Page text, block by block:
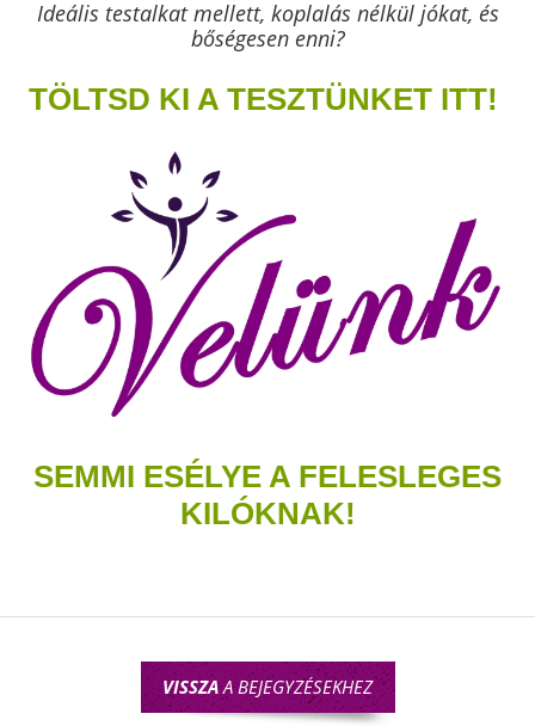
Ideális testalkat mellett, koplalás nélkül jókat, és
bőségesen enni?
TÖLTSD KI A TESZTÜNKET ITT!
SEMMI ESÉLYE A FELESLEGES
KILÓKNAK!
VISSZAA BEJEGYZÉSEKHEZ